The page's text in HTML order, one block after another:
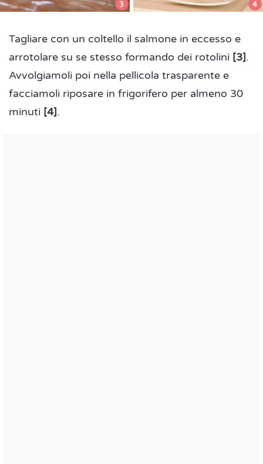
Tagliare con un coltello il salmone in eccesso e
arrotolare su se stesso formando dei rotolini [3].
Avvolgiamoli poi nella pellicola trasparente e
facciamoli riposare in frigorifero per almeno 30
minuti [4].